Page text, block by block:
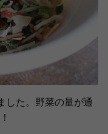
した。野菜の量が通